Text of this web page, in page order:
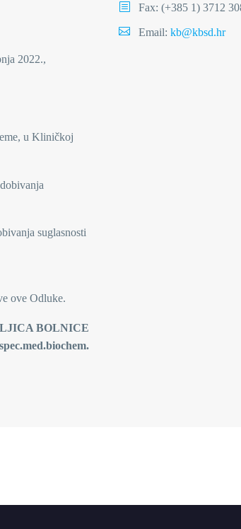
2022.,
u Kliničkoj
suglasnosti
ove Odluke.
BOLNICE
Fax: (+385 1) 3712
Email: kb@kbsd.hr